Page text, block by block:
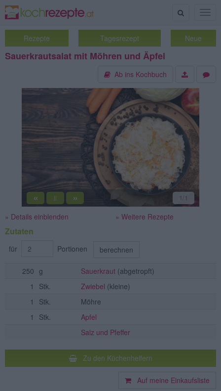
Suche
Rezepte Tagesrezept Neue
Sauerkrautsalat mit Möhren und Äpfel
Ab ins Kochbuch
« || » 1 /1
» Details einblenden » Weitere Rezepte
Zutaten
für Portionen berechnen
250 g Sauerkraut (abgetropft)
1
Stk. Zwiebel (kleine)
1
Stk.
Möhre
1
Stk.
Apfel
Salz und Pfeffer
Zu den Küchenhelfern
Auf meine Einkaufsliste